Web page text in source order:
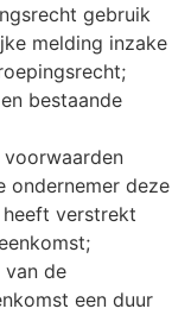
gebruik
melding inzake
bestaande
ondernemer deze
verstrekt
de
een duur